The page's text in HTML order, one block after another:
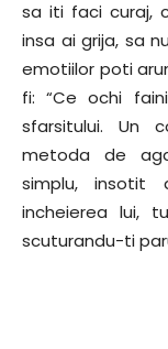
sa iti faci curaj,
insa ai grija, sa
emotiilor poti
fi: “Ce ochi
sfarsitului. Un
metoda de
simplu,
incheierea lui,
scuturandu-ti